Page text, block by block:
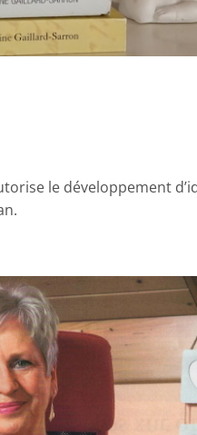
le développement